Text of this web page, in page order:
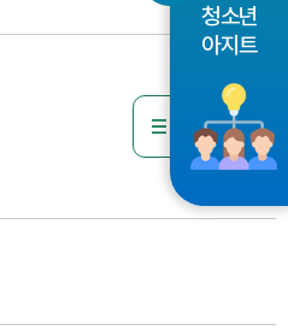
청소년
아지트
목록으로